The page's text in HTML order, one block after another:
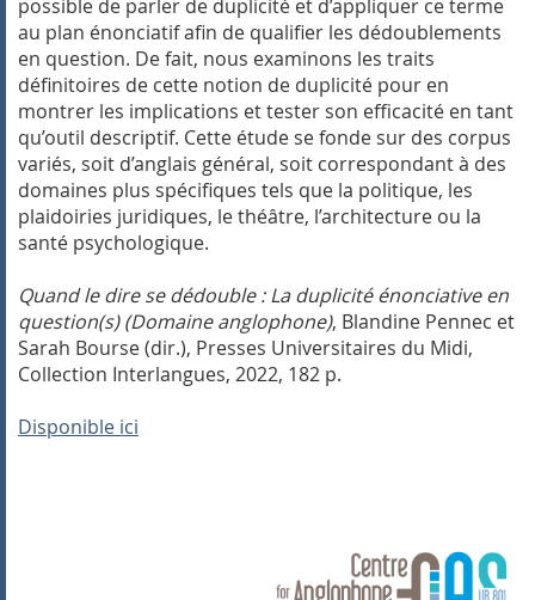
possible de parler de duplicité et d’appliquer ce terme
au plan énonciatif afin de qualifier les dédoublements
en question. De fait, nous examinons les traits
définitoires de cette notion de duplicité pour en
montrer les implications et tester son efficacité en tant
qu’outil descriptif. Cette étude se fonde sur des corpus
variés, soit d’anglais général, soit correspondant à des
domaines plus spécifiques tels que la politique, les
plaidoiries juridiques, le théâtre, l’architecture ou la
santé psychologique.
Quand le dire se dédouble : La duplicité énonciative en
question(s) (Domaine anglophone), Blandine Pennec et
Sarah Bourse (dir.), Presses Universitaires du Midi,
Collection Interlangues, 2022, 182 p.
Disponible ici